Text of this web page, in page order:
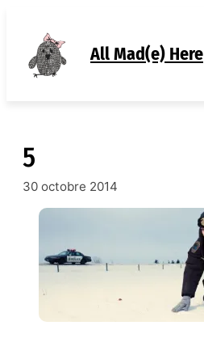
contenu
All Mad(e) Here
5
30 octobre 2014